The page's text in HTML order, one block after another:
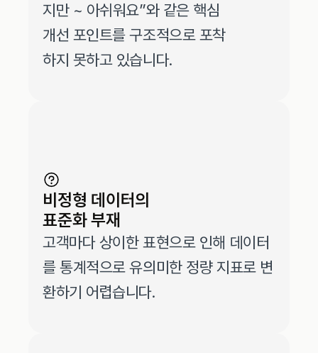
지만 ~ 아쉬워요”와 같은 핵심
개선 포인트를 구조적으로 포착
하지 못하고 있습니다.
비정형 데이터의
표준화 부재
고객마다 상이한 표현으로 인해 데이터
를 통계적으로 유의미한 정량 지표로 변
환하기 어렵습니다.